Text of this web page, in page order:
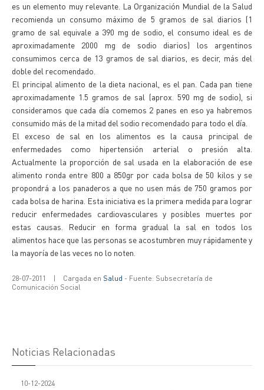
es un elemento muy relevante. La Organización Mundial de la Salud
recomienda un consumo máximo de 5 gramos de sal diarios (1
gramo de sal equivale a 390 mg de sodio, el consumo ideal es de
aproximadamente 2000 mg de sodio diarios) los argentinos
consumimos cerca de 13 gramos de sal diarios, es decir, más del
doble del recomendado.
El principal alimento de la dieta nacional, es el pan. Cada pan tiene
aproximadamente 1.5 gramos de sal (aprox. 590 mg de sodio), si
consideramos que cada día comemos 2 panes en eso ya habremos
consumido más de la mitad del sodio recomendado para todo el día.
El exceso de sal en los alimentos es la causa principal de
enfermedades como hipertensión arterial o presión alta.
Actualmente la proporción de sal usada en la elaboración de ese
alimento ronda entre 800 a 850gr por cada bolsa de 50 kilos y se
propondrá a los panaderos a que no usen más de 750 gramos por
cada bolsa de harina. Esta iniciativa es la primera medida para lograr
reducir enfermedades cardiovasculares y posibles muertes por
estas causas. Reducir en forma gradual la sal en todos los
alimentos hace que las personas se acostumbren muy rápidamente y
la mayoría de las veces no lo noten.
28-07-2011 | Cargada en Salud - Fuente: Subsecretaría de
Comunicación Social
Noticias Relacionadas
10-12-2024